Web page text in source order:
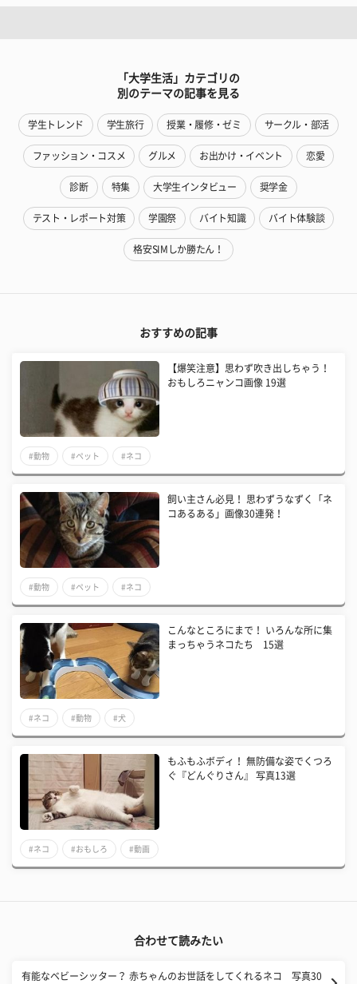
「大学生活」カテゴリの
別のテーマの記事を見る
学生トレンド 学生旅行 授業・履修・ゼミ サークル・部活
ファッション・コスメ グルメ お出かけ・イベント 恋愛
診断 特集 大学生インタビュー 奨学金
テスト・レポート対策 学園祭 バイト知識 バイト体験談
格安SIMしか勝たん！
おすすめの記事
【爆笑注意】思わず吹き出しちゃう！
おもしろニャンコ画像 19選
#動物 #ペット #ネコ
飼い主さん必見！ 思わずうなずく「ネ
コあるある」画像30連発！
#動物 #ペット #ネコ
こんなところにまで！ いろんな所に集
まっちゃうネコたち 15選
#ネコ #動物 #犬
もふもふボディ！ 無防備な姿でくつろ
ぐ『どんぐりさん』 写真13選
#ネコ #おもしろ #動画
合わせて読みたい
有能なベビーシッター？ 赤ちゃんのお世話をしてくれるネコ 写真30